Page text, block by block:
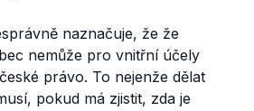
naznačuje, že že
nemůže pro vnitřní účely
právo. To nejenže dělat
pokud má zjistit, zda je